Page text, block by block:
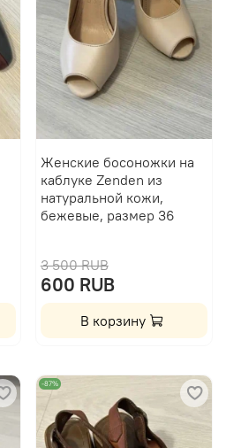
Женские босоножки на
каблуке Zenden из
натуральной кожи,
бежевые, размер 36
3 500 RUB
600 RUB
В корзину
-87%